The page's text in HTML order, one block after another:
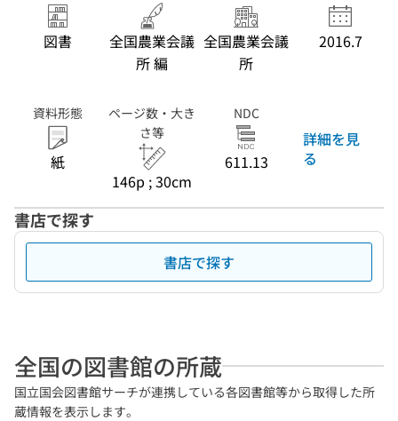
図書
全国農業会議
所 編
全国農業会議
所
2016.7
資料形態
紙
ページ数・大き
さ等
146p ; 30cm
NDC
611.13
詳細を見
る
書店で探す
書店で探す
全国の図書館の所蔵
国立国会図書館サーチが連携している各図書館等から取得した所
蔵情報を表示します。